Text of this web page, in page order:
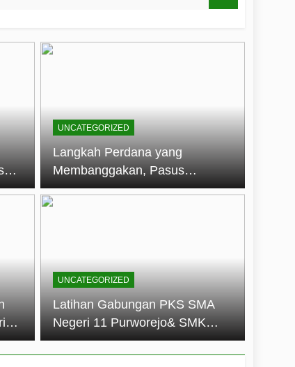
Jiwa Kepemimpinan, Disiplin,
UNCATEGORIZED
Langkah Perdana yang
Membanggakan, Pasus
Jatayudha Ukir Prestasi di
UNCATEGORIZED
Latihan Gabungan PKS SMA
Negeri 11 Purworejo& SMK
Negeri 6 Purworejo:
Membangun Disiplin,